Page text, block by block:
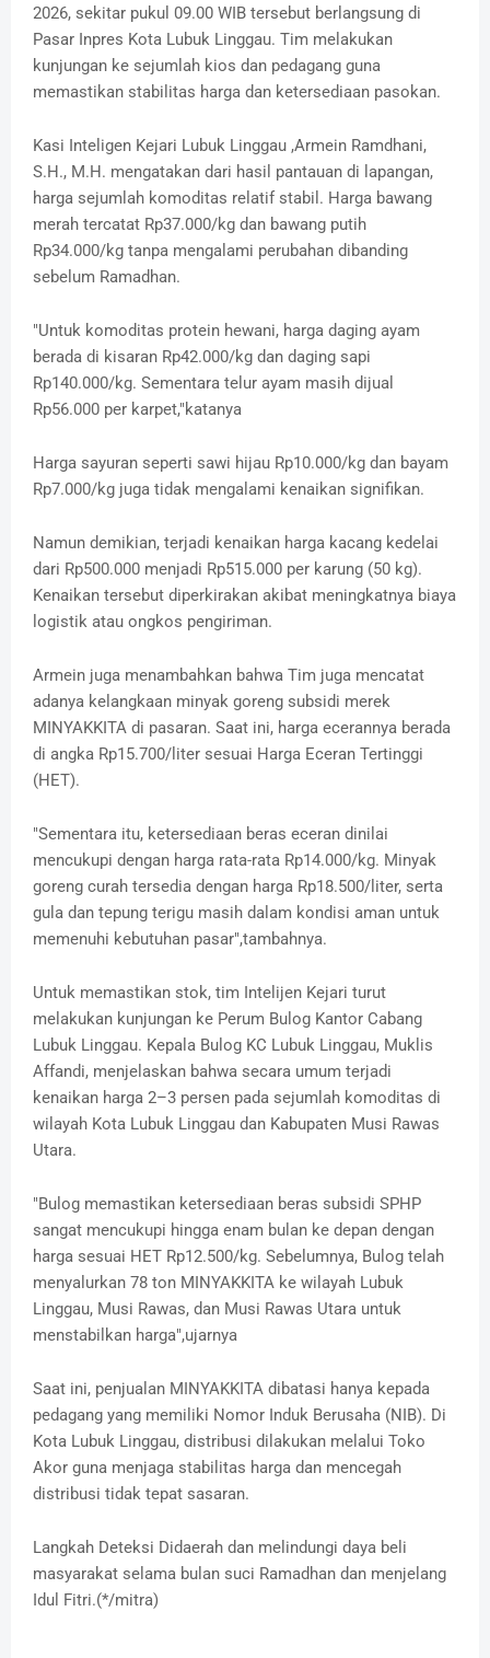
2026, sekitar pukul 09.00 WIB tersebut berlangsung di
Pasar Inpres Kota Lubuk Linggau. Tim melakukan
kunjungan ke sejumlah kios dan pedagang guna
memastikan stabilitas harga dan ketersediaan pasokan.
Kasi Inteligen Kejari Lubuk Linggau ,Armein Ramdhani,
S.H., M.H. mengatakan dari hasil pantauan di lapangan,
harga sejumlah komoditas relatif stabil. Harga bawang
merah tercatat Rp37.000/kg dan bawang putih
Rp34.000/kg tanpa mengalami perubahan dibanding
sebelum Ramadhan.
"Untuk komoditas protein hewani, harga daging ayam
berada di kisaran Rp42.000/kg dan daging sapi
Rp140.000/kg. Sementara telur ayam masih dijual
Rp56.000 per karpet,"katanya
Harga sayuran seperti sawi hijau Rp10.000/kg dan bayam
Rp7.000/kg juga tidak mengalami kenaikan signifikan.
Namun demikian, terjadi kenaikan harga kacang kedelai
dari Rp500.000 menjadi Rp515.000 per karung (50 kg).
Kenaikan tersebut diperkirakan akibat meningkatnya biaya
logistik atau ongkos pengiriman.
Armein juga menambahkan bahwa Tim juga mencatat
adanya kelangkaan minyak goreng subsidi merek
MINYAKKITA di pasaran. Saat ini, harga ecerannya berada
di angka Rp15.700/liter sesuai Harga Eceran Tertinggi
(HET).
"Sementara itu, ketersediaan beras eceran dinilai
mencukupi dengan harga rata-rata Rp14.000/kg. Minyak
goreng curah tersedia dengan harga Rp18.500/liter, serta
gula dan tepung terigu masih dalam kondisi aman untuk
memenuhi kebutuhan pasar",tambahnya.
Untuk memastikan stok, tim Intelijen Kejari turut
melakukan kunjungan ke Perum Bulog Kantor Cabang
Lubuk Linggau. Kepala Bulog KC Lubuk Linggau, Muklis
Affandi, menjelaskan bahwa secara umum terjadi
kenaikan harga 2–3 persen pada sejumlah komoditas di
wilayah Kota Lubuk Linggau dan Kabupaten Musi Rawas
Utara.
"Bulog memastikan ketersediaan beras subsidi SPHP
sangat mencukupi hingga enam bulan ke depan dengan
harga sesuai HET Rp12.500/kg. Sebelumnya, Bulog telah
menyalurkan 78 ton MINYAKKITA ke wilayah Lubuk
Linggau, Musi Rawas, dan Musi Rawas Utara untuk
menstabilkan harga",ujarnya
Saat ini, penjualan MINYAKKITA dibatasi hanya kepada
pedagang yang memiliki Nomor Induk Berusaha (NIB). Di
Kota Lubuk Linggau, distribusi dilakukan melalui Toko
Akor guna menjaga stabilitas harga dan mencegah
distribusi tidak tepat sasaran.
Langkah Deteksi Didaerah dan melindungi daya beli
masyarakat selama bulan suci Ramadhan dan menjelang
Idul Fitri.(*/mitra)